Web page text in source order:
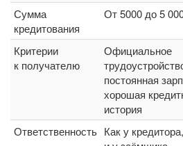
Сумма
кредитования
От 5000 до 5
Критерии
к получателю
Официальное
постоянная
хорошая
история
Ответственность Как у